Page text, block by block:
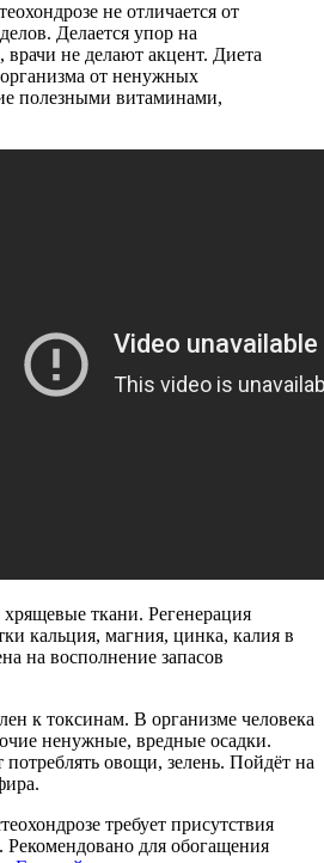
не отличается от
Делается упор на
не делают акцент. Диета
от ненужных
полезными витаминами,
ткани. Регенерация
кальция, магния, цинка, калия в
на восполнение запасов
к токсинам. В организме человека
ненужные, вредные осадки.
овощи, зелень. Пойдёт на
требует присутствия
для обогащения